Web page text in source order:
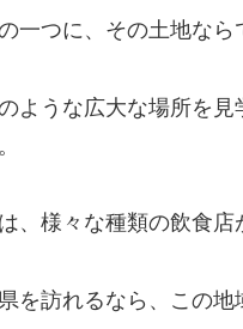
一つに、その土地なら
ような広大な場所を
、様々な種類の飲食店
を訪れるなら、この地